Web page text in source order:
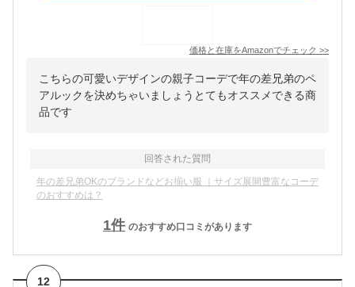
価格と在庫をAmazonでチェック >>
こちらの可愛いデザインの親子コーデで年の差兄弟のペ
アルックを決めちゃいましょうとてもオススメできる商
品です
回答された質問
年の差兄弟OKのブランドなどお揃い服 ｜サイズ展開豊富なコーデ
のおすすめは？
1件 のおすすめ口コミがあります
12